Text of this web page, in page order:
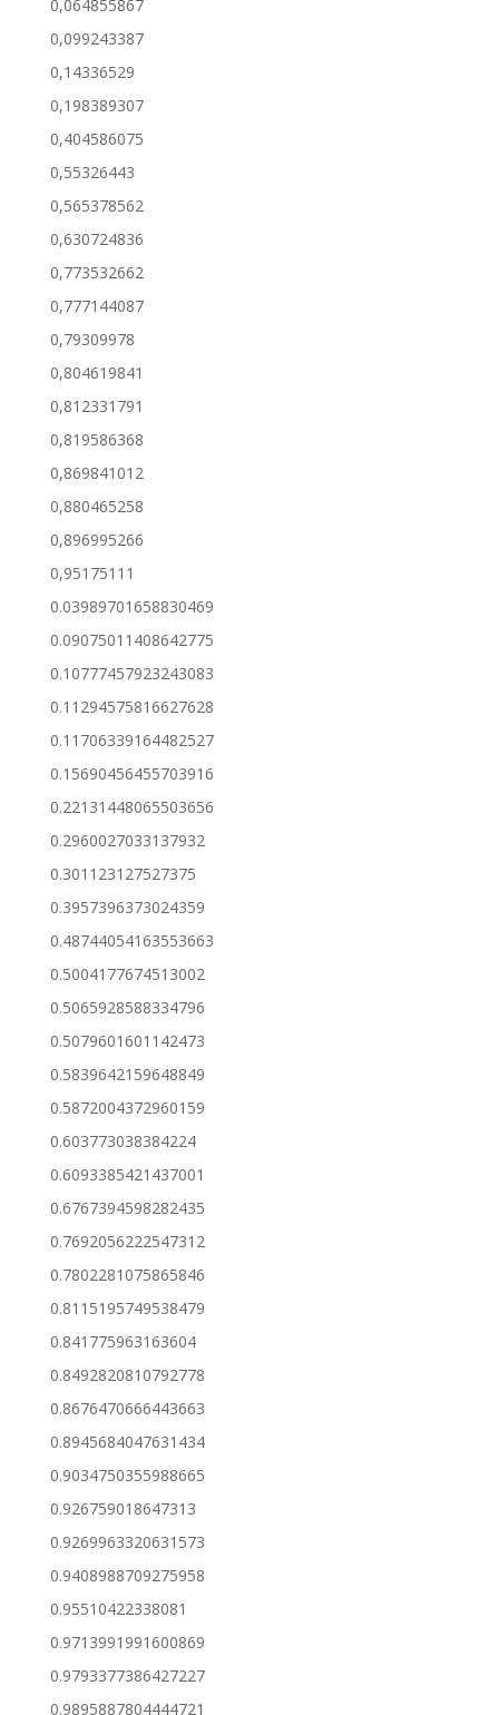
0,064855867
0,099243387
0,14336529
0,198389307
0,404586075
0,55326443
0,565378562
0,630724836
0,773532662
0,777144087
0,79309978
0,804619841
0,812331791
0,819586368
0,869841012
0,880465258
0,896995266
0,95175111
0.03989701658830469
0.09075011408642775
0.10777457923243083
0.11294575816627628
0.11706339164482527
0.15690456455703916
0.22131448065503656
0.2960027033137932
0.301123127527375
0.3957396373024359
0.48744054163553663
0.5004177674513002
0.5065928588334796
0.5079601601142473
0.5839642159648849
0.5872004372960159
0.603773038384224
0.6093385421437001
0.6767394598282435
0.7692056222547312
0.7802281075865846
0.8115195749538479
0.841775963163604
0.8492820810792778
0.8676470666443663
0.8945684047631434
0.9034750355988665
0.926759018647313
0.9269963320631573
0.9408988709275958
0.95510422338081
0.9713991991600869
0.9793377386427227
0.9895887804444721